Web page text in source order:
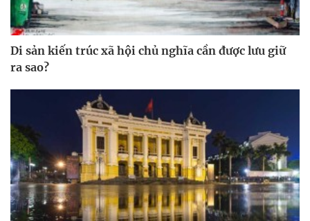
Di sản kiến trúc xã hội chủ nghĩa cần được lưu giữ
ra sao?